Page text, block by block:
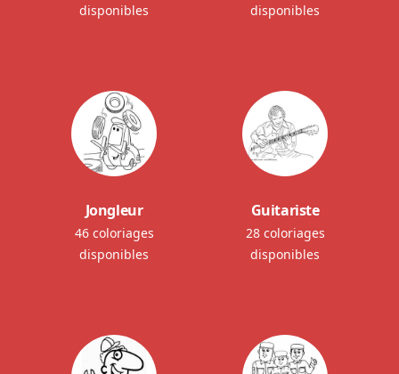
disponibles
disponibles
Jongleur
46 coloriages
disponibles
Guitariste
28 coloriages
disponibles